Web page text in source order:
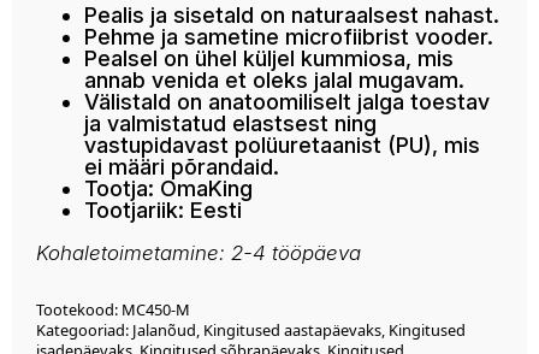
Pealis ja sisetald on naturaalsest nahast.
Pehme ja sametine microfiibrist vooder.
Pealsel on ühel küljel kummiosa, mis
annab venida et oleks jalal mugavam.
Välistald on anatoomiliselt jalga toestav
ja valmistatud elastsest ning
vastupidavast polüuretaanist (PU), mis
ei määri põrandaid.
Tootja: OmaKing
Tootjariik: Eesti
Kohaletoimetamine: 2-4 tööpäeva
Tootekood: MC450-M
Kategooriad: Jalanõud Kingitused aastapäevaks Kingitused